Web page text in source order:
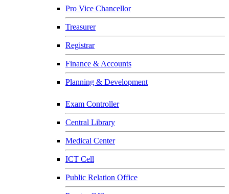
Pro Vice Chancellor
Treasurer
Registrar
Finance & Accounts
Planning & Development
Exam Controller
Central Library
Medical Center
ICT Cell
Public Relation Office